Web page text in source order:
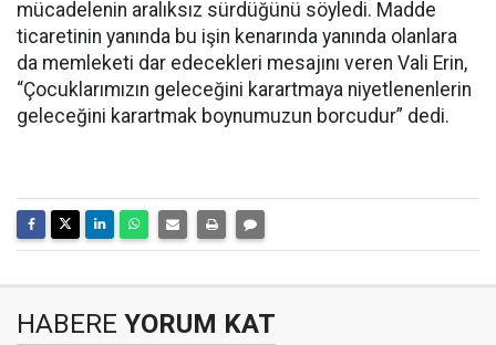
mücadelenin aralıksız sürdüğünü söyledi. Madde
ticaretinin yanında bu işin kenarında yanında olanlara
da memleketi dar edecekleri mesajını veren Vali Erin,
“Çocuklarımızın geleceğini karartmaya niyetlenenlerin
geleceğini karartmak boynumuzun borcudur” dedi.
HABERE YORUM KAT